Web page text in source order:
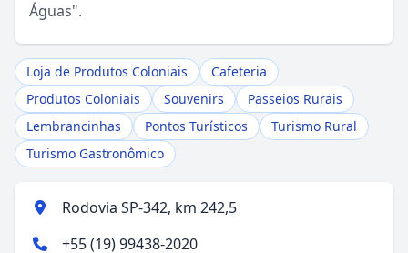
Águas".
Loja de Produtos Coloniais
Cafeteria
Produtos Coloniais
Souvenirs
Passeios Rurais
Lembrancinhas
Pontos Turísticos
Turismo Rural
Turismo Gastronômico
Rodovia SP-342, km 242,5
+55 (19) 99438-2020